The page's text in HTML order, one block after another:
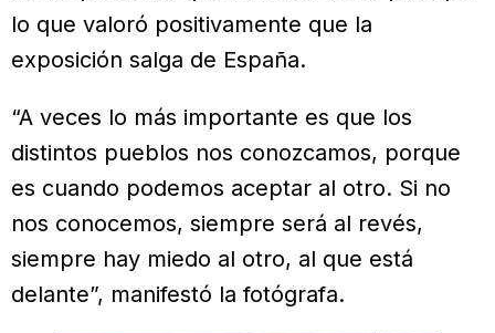
lo que valoró positivamente que la
exposición salga de España.
“A veces lo más importante es que los
distintos pueblos nos conozcamos, porque
es cuando podemos aceptar al otro. Si no
nos conocemos, siempre será al revés,
siempre hay miedo al otro, al que está
delante”, manifestó la fotógrafa.